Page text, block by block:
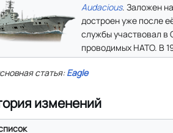
Audacious. Заложен
достроен уже после
службы участвовал в
проводимых НАТО. В
статья:Eagle
изменений